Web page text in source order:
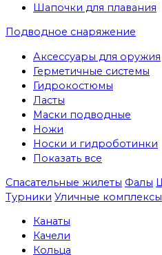
Шапочки для плавания
Подводное снаряжение
Аксессуары для оружия
Герметичные системы
Гидрокостюмы
Ласты
Маски подводные
Ножи
Носки и гидроботинки
Показать все
Спасательные жилеты Фалы
Турники Уличные комплексы
Канаты
Качели
Кольца